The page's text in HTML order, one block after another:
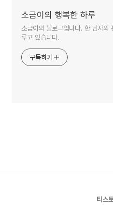
소금이의 행복한 하루
소금이의 블로그입니다. 한 남자의
루고 있습니다.
구독하기
티스